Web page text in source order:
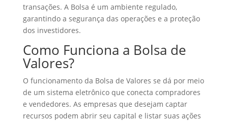
transações. A Bolsa é um ambiente regulado,
garantindo a segurança das operações e a proteção
dos investidores.
Como Funciona a Bolsa de
Valores?
O funcionamento da Bolsa de Valores se dá por meio
de um sistema eletrônico que conecta compradores
e vendedores. As empresas que desejam captar
recursos podem abrir seu capital e listar suas ações